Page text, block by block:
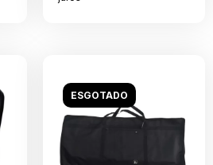
ESGOTADO